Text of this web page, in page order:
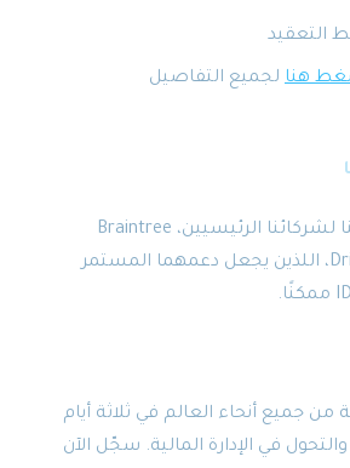
التعقيد
هنا لجميع التفاصيل
نتقدّم بخالص امتناننا لشركائنا الرئيسيين، Braintree
وDriven Events and AV، اللذين يجعل دعمهما المستمر
من جميع أنحاء العالم في ثلاثة أيام
والتحول في الإدارة المالية. سجّل الآن